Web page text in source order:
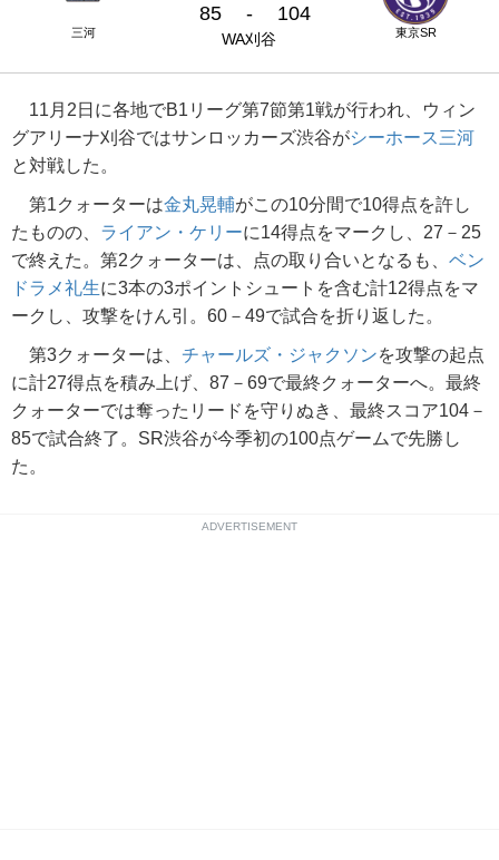
三河
85 - 104
WA刈谷 東京SR
11月2日に各地でB1リーグ第7節第1戦が行われ、ウィン
グアリーナ刈谷ではサンロッカーズ渋谷がシーホース三河
と対戦した。
第1クォーターは金丸晃輔がこの10分間で10得点を許し
たものの、 ライアン・ケリーに14得点をマークし、27－25
で終えた。第2クォーターは、点の取り合いとなるも、 ベン
ドラメ礼生に3本の3ポイントシュートを含む計12得点をマ
ークし、攻撃をけん引。60－49で試合を折り返した。
第3クォーターは、 チャールズ・ジャクソンを攻撃の起点
に計27得点を積み上げ、87－69で最終クォーターへ。最終
クォーターでは奪ったリードを守りぬき、最終スコア104－
85で試合終了。SR渋谷が今季初の100点ゲームで先勝し
た。
ADVERTISEMENT